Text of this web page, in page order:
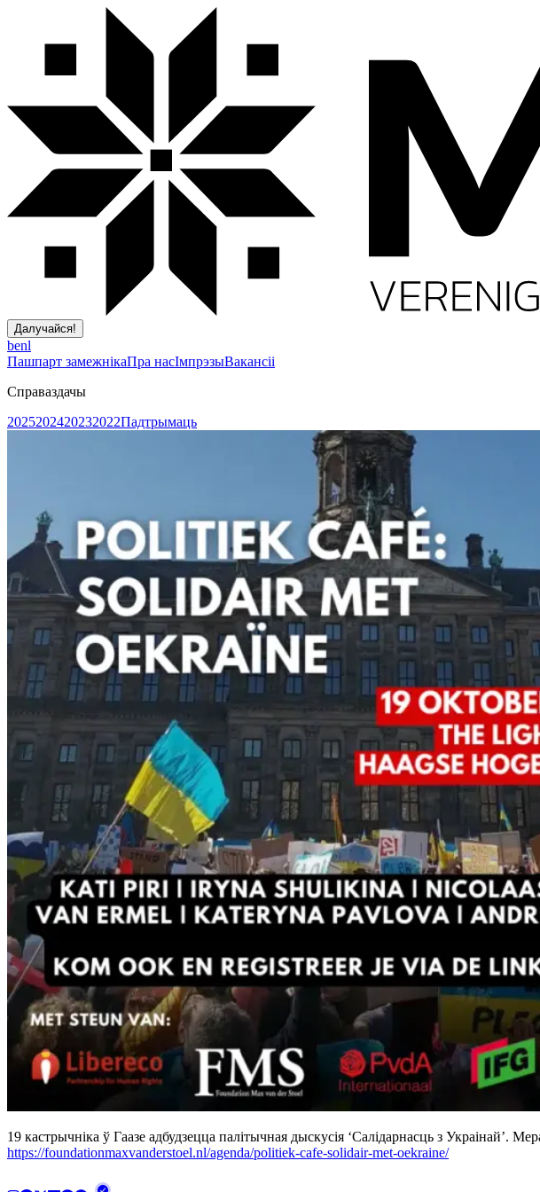
Далучайся!
benl
Пашпарт замежнікаПра насІмпрэзыВакансіі
Справаздачы
2025202420232022Падтрымаць
19 кастрычніка ў Гаазе адбудзецца палітычная дыскусія ‘Салідарнасць з Украінай’.
https://foundationmaxvanderstoel.nl/agenda/politiek-cafe-solidair-met-oekraine/